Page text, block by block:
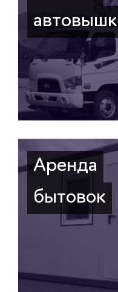
Аренда
бытовок